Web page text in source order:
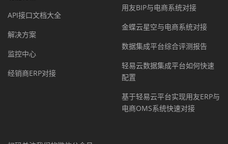
API接口文档大全
解决方案
监控中心
经销商ERP对接
用友BIP与电商系统对接
金蝶云星空与电商系统对接
数据集成平台综合评测报告
轻易云数据集成平台如何快速
配置
基于轻易云平台实现用友ERP与
电商OMS系统快速对接